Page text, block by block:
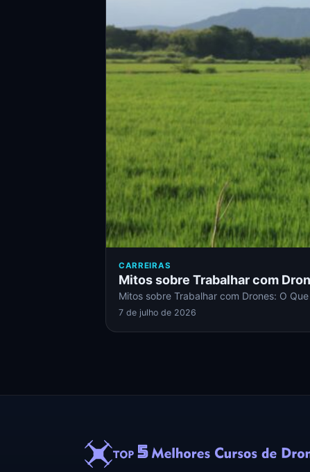
CARREIRAS
Mitos sobre Trabalhar com
Mitos sobre Trabalhar com Drones: O
7 de julho de 2026